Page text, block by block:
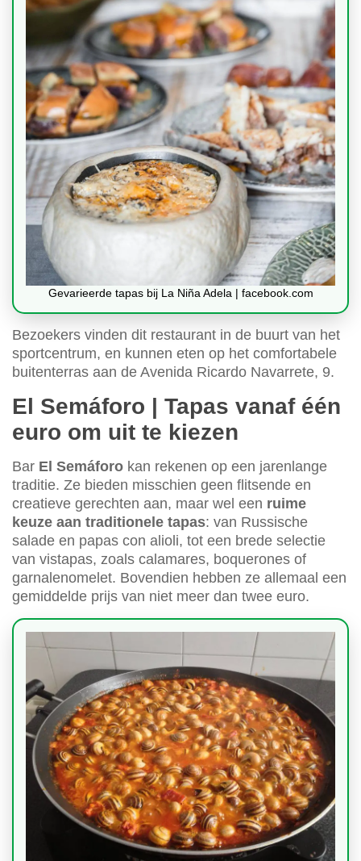
Gevarieerde tapas bij La Niña Adela | facebook.com
Bezoekers vinden dit restaurant in de buurt van het
sportcentrum, en kunnen eten op het comfortabele
buitenterras aan de Avenida Ricardo Navarrete, 9.
El Semáforo | Tapas vanaf één
euro om uit te kiezen
Bar El Semáforo kan rekenen op een jarenlange
traditie. Ze bieden misschien geen flitsende en
creatieve gerechten aan, maar wel een ruime
keuze aan traditionele tapas: van Russische
salade en papas con alioli, tot een brede selectie
van vistapas, zoals calamares, boquerones of
garnalenomelet. Bovendien hebben ze allemaal een
gemiddelde prijs van niet meer dan twee euro.